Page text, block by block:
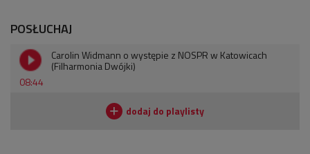
POSŁUCHAJ
08:44
Carolin Widmann o występie z NOSPR w Katowicach
(Filharmonia Dwójki)